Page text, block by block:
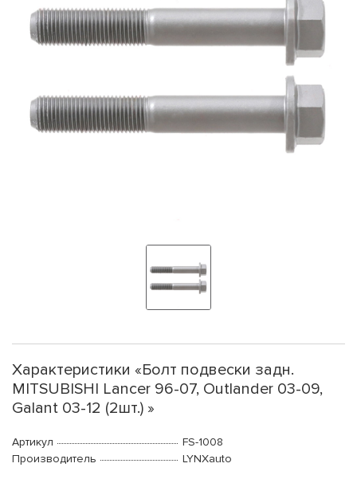
Характеристики «Болт подвески задн.
MITSUBISHI Lancer 96-07, Outlander 03-09,
Galant 03-12 (2шт.) »
Артикул
FS-1008
Производитель
LYNXauto